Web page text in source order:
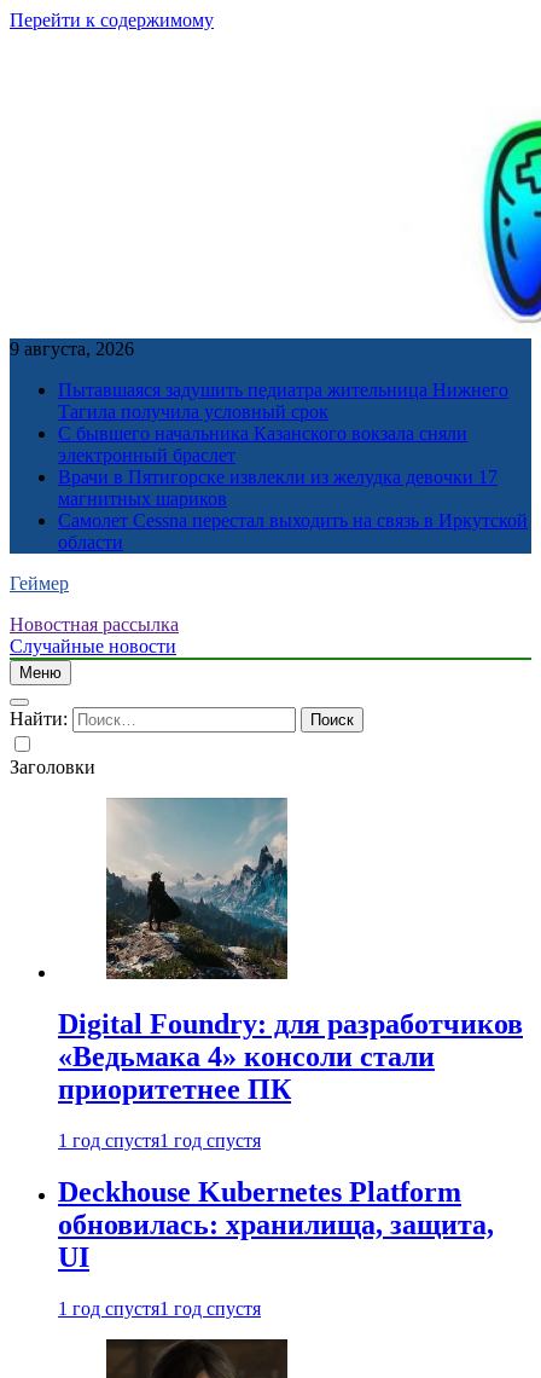
Перейти к содержимому
9 августа, 2026
Пытавшаяся задушить педиатра жительница Нижнего
Тагила получила условный срок
С бывшего начальника Казанского вокзала сняли
электронный браслет
Врачи в Пятигорске извлекли из желудка девочки 17
магнитных шариков
Самолет Cessna перестал выходить на связь в Иркутской
области
Геймер
Новостная рассылка
Случайные новости
Меню
Найти:
Заголовки
Digital Foundry: для разработчиков
«Ведьмака 4» консоли стали
приоритетнее ПК
1 год спустя1 год спустя
Deckhouse Kubernetes Platform
обновилась: хранилища, защита,
UI
1 год спустя1 год спустя